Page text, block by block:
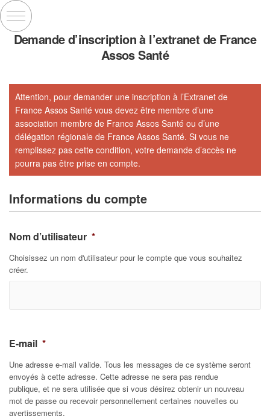
Demande d’inscription à l’extranet de France
Assos Santé
Attention, pour demander une inscription à l’Extranet de
France Assos Santé vous devez être membre d’une
association membre de France Assos Santé ou d’une
délégation régionale de France Assos Santé. Si vous ne
remplissez pas cette condition, votre demande d’accès ne
pourra pas être prise en compte.
Informations du compte
Nom d’utilisateur *
Choisissez un nom d'utilisateur pour le compte que vous souhaitez
créer.
E-mail *
Une adresse e-mail valide. Tous les messages de ce système seront
envoyés à cette adresse. Cette adresse ne sera pas rendue
publique, et ne sera utilisée que si vous désirez obtenir un nouveau
mot de passe ou recevoir personnellement certaines nouvelles ou
avertissements.